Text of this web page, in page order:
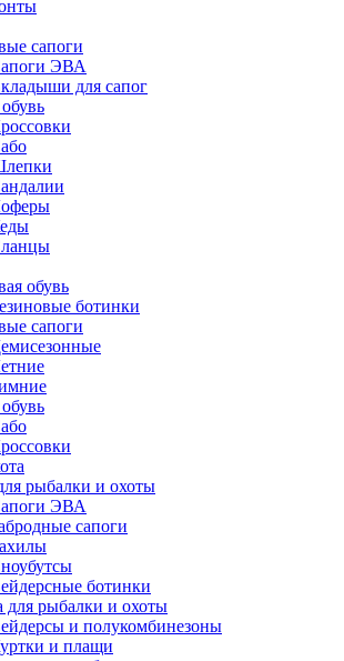
сапоги
ЭВА
для сапог
обувь
ботинки
сапоги
рыбалки и охоты
ЭВА
сапоги
ботинки
для рыбалки и охоты
и полукомбинезоны
и плащи